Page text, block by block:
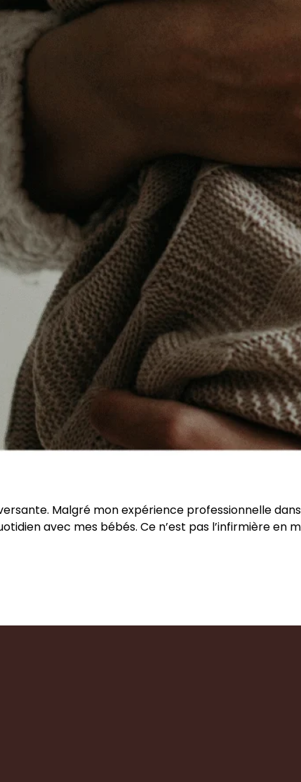
Malgré mon expérience professionnelle
avec mes bébés. Ce n’est pas l’infirmière en